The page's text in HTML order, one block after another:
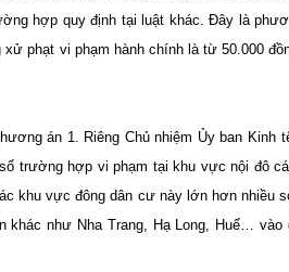
hợp quy định tại luật khác. Đây là
phạt vi phạm hành chính là từ 50.000
án 1. Riêng Chủ nhiệm Ủy ban Kinh
trường hợp vi phạm tại khu vực nội đô
khu vực đông dân cư này lớn hơn nhiều
khác như Nha Trang, Hạ Long, Huế…